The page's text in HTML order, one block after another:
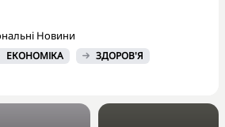
Новини
ЕКОНОМІКА ЗДОРОВ'Я